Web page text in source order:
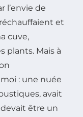
l’envie de
et
cuve,
plants. Mais à
: une nuée
avait
être un